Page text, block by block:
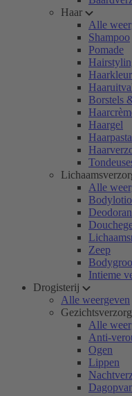
Haar
Alle
Shampoo
Pomade
Haarkleur
Borstels
Haargel
Haarpasta
Alle
Zeep
Intieme
Drogisterij
Alle weergeven
Alle
Anti-
Ogen
Lippen